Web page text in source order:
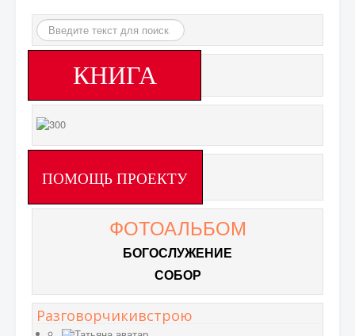
Искать...
КНИГА
ПОМОЩЬ ПРОЕКТУ
ФОТОАЛЬБОМ
БОГОСЛУЖЕНИЕ
СОБОР
Разговорчикивстрою